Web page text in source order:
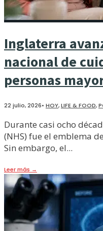
Inglaterra
nacional de
personas
22 julio, 2026• HOY,LIFE & FOOD,
Durante casi ocho
(NHS) fue el emblema
Sin embargo, el...
Leer más →